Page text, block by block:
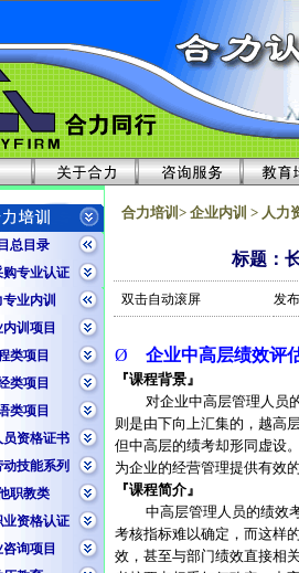
总目录
购专业认证
业内训
训项目
类项目
类项目
类项目
员资格证书
动技能系列
职教类
业资格认证
询项目
合力培训> 企业内训 > 人力
标题：
双击自动滚屏 发
Ø 企业中高层绩效评
『课程背景』
对企业中高层管理人员
则是由下向上汇集的，越高
但中高层的绩考却形同虚设
为企业的经营管理提供有效
『课程简介』
中高层管理人员的绩效
考核指标难以确定，而这样
效，甚至与部门绩效直接相